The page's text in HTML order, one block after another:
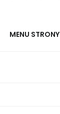
MENU STRONY